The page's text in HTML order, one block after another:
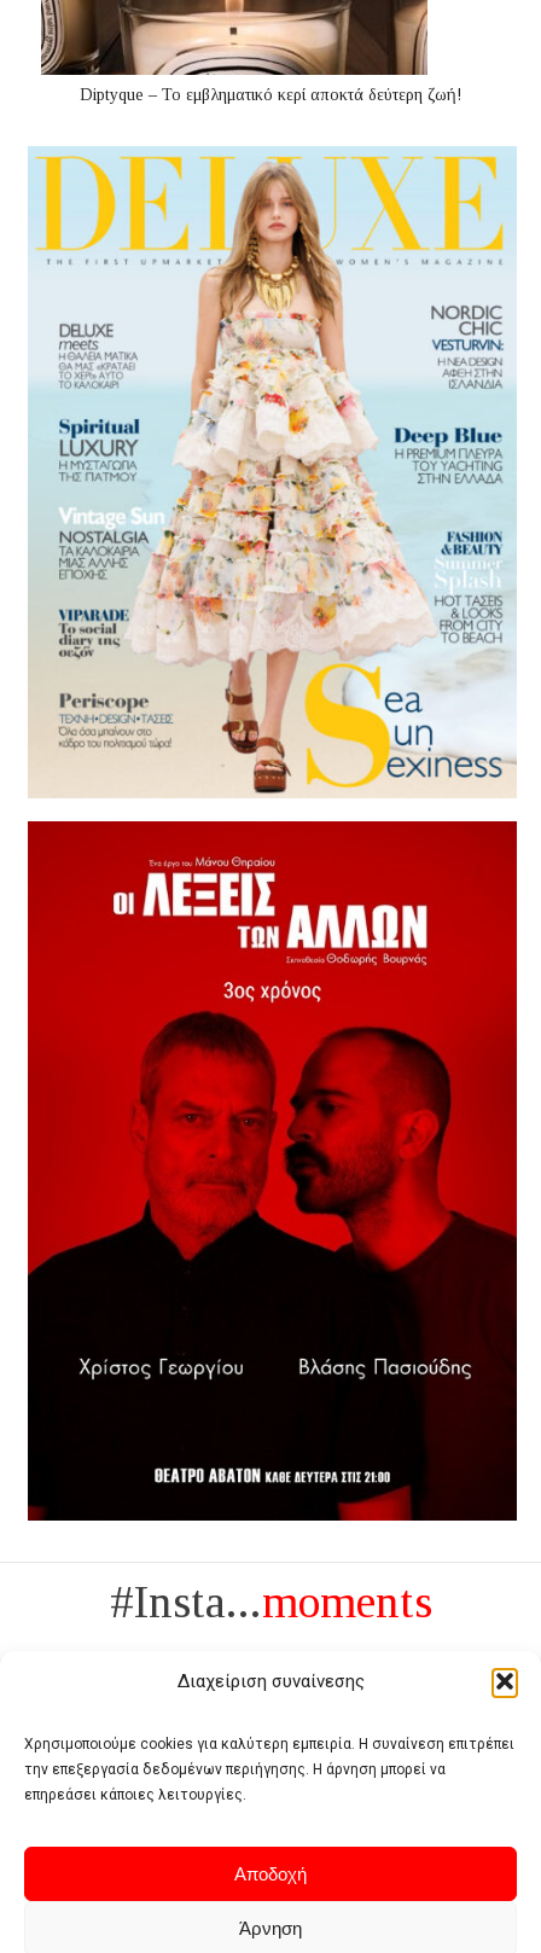
Διαχείριση συναίνεσης
Χρησιμοποιούμε cookies για καλύτερη εμπειρία. Η συναίνεση επιτρέπει
την επεξεργασία δεδομένων περιήγησης. Η άρνηση μπορεί να
επηρεάσει κάποιες λειτουργίες.
Αποδοχή
Άρνηση
Diptyque – Το εμβληματικό κερί αποκτά δεύτερη ζωή!
#Insta...moments
Πολυτέλεια δεν είναι το αντίθετο της ανέχειας, είναι το αντίθετο της